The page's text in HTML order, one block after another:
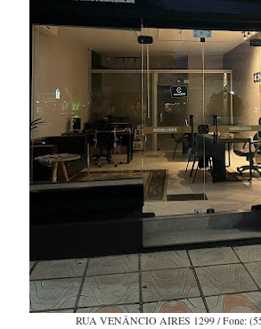
RUA VENÂNCIO AIRES 1299 / Fone: